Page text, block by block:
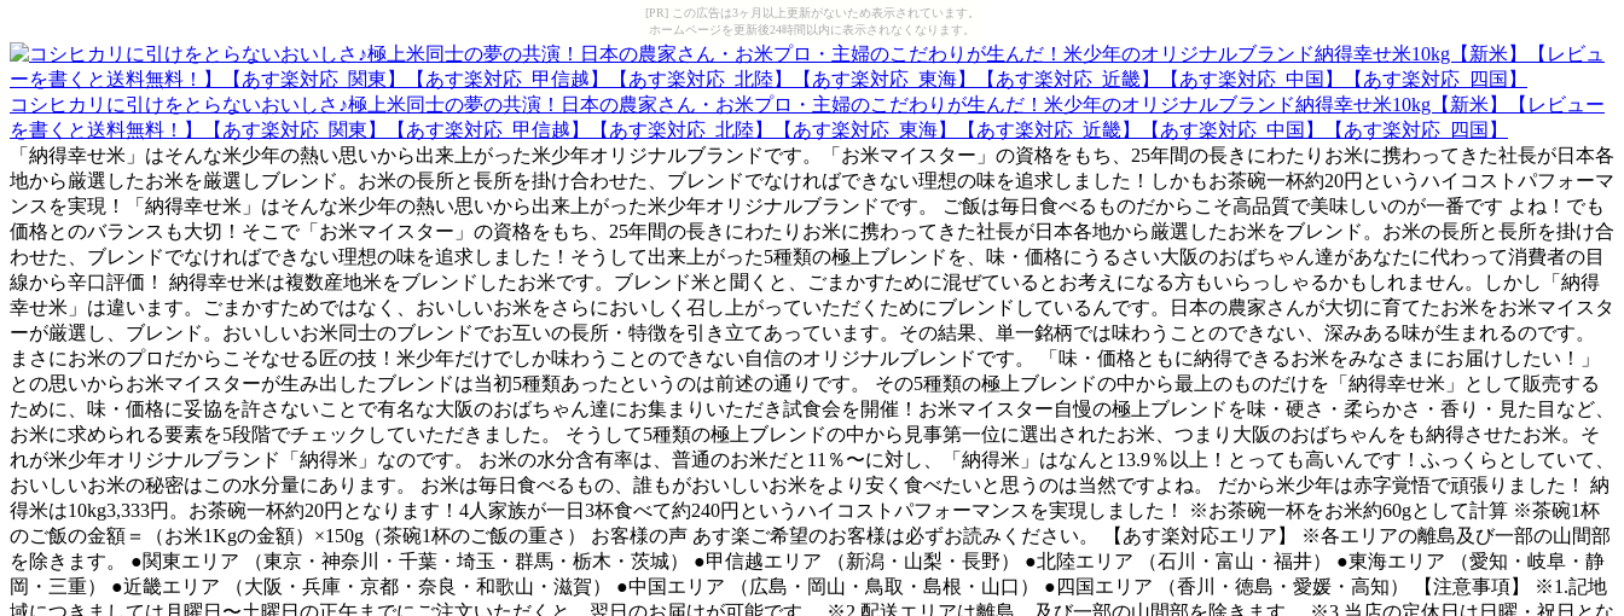
[PR] この広告は3ヶ月以上更新がないため表示されています。
ホームページを更新後24時間以内に表示されなくなります。
コシヒカリに引けをとらないおいしさ♪極上米同士の夢の共演！日本の農家さん・お米プロ・主婦のこだわりが生んだ！米少年のオリジナルブランド納得幸せ米10kg【新米】【レビュー
を書くと送料無料！】【あす楽対応_関東】【あす楽対応_甲信越】【あす楽対応_北陸】【あす楽対応_東海】【あす楽対応_近畿】【あす楽対応_中国】【あす楽対応_四国】
「納得幸せ米」はそんな米少年の熱い思いから出来上がった米少年オリジナルブランドです。「お米マイスター」の資格をもち、25年間の長きにわたりお米に携わってきた社長が日本各
地から厳選したお米を厳選しブレンド。お米の長所と長所を掛け合わせた、ブレンドでなければできない理想の味を追求しました！しかもお茶碗一杯約20円というハイコストパフォーマ
ンスを実現！「納得幸せ米」はそんな米少年の熱い思いから出来上がった米少年オリジナルブランドです。 ご飯は毎日食べるものだからこそ高品質で美味しいのが一番です よね！でも
価格とのバランスも大切！そこで「お米マイスター」の資格をもち、25年間の長きにわたりお米に携わってきた社長が日本各地から厳選したお米をブレンド。お米の長所と長所を掛け合
わせた、ブレンドでなければできない理想の味を追求しました！そうして出来上がった5種類の極上ブレンドを、味・価格にうるさい大阪のおばちゃん達があなたに代わって消費者の目
線から辛口評価！ 納得幸せ米は複数産地米をブレンドしたお米です。ブレンド米と聞くと、ごまかすために混ぜているとお考えになる方もいらっしゃるかもしれません。しかし「納得
幸せ米」は違います。ごまかすためではなく、おいしいお米をさらにおいしく召し上がっていただくためにブレンドしているんです。日本の農家さんが大切に育てたお米をお米マイスタ
ーが厳選し、ブレンド。おいしいお米同士のブレンドでお互いの長所・特徴を引き立てあっています。その結果、単一銘柄では味わうことのできない、深みある味が生まれるのです。
まさにお米のプロだからこそなせる匠の技！米少年だけでしか味わうことのできない自信のオリジナルブレンドです。 「味・価格ともに納得できるお米をみなさまにお届けしたい！」
との思いからお米マイスターが生み出したブレンドは当初5種類あったというのは前述の通りです。 その5種類の極上ブレンドの中から最上のものだけを「納得幸せ米」として販売する
ために、味・価格に妥協を許さないことで有名な大阪のおばちゃん達にお集まりいただき試食会を開催！お米マイスター自慢の極上ブレンドを味・硬さ・柔らかさ・香り・見た目など、
お米に求められる要素を5段階でチェックしていただきました。 そうして5種類の極上ブレンドの中から見事第一位に選出されたお米、つまり大阪のおばちゃんをも納得させたお米。そ
れが米少年オリジナルブランド「納得米」なのです。 お米の水分含有率は、普通のお米だと11％〜に対し、「納得米」はなんと13.9％以上！とっても高いんです！ふっくらとしていて、
おいしいお米の秘密はこの水分量にあります。 お米は毎日食べるもの、誰もがおいしいお米をより安く食べたいと思うのは当然ですよね。 だから米少年は赤字覚悟で頑張りました！ 納
得米は10kg3,333円。お茶碗一杯約20円となります！4人家族が一日3杯食べて約240円というハイコストパフォーマンスを実現しました！ ※お茶碗一杯をお米約60gとして計算 ※茶碗1杯
のご飯の金額＝（お米1Kgの金額）×150g（茶碗1杯のご飯の重さ） お客様の声 あす楽ご希望のお客様は必ずお読みください。 【あす楽対応エリア】 ※各エリアの離島及び一部の山間部
を除きます。 ●関東エリア （東京・神奈川・千葉・埼玉・群馬・栃木・茨城） ●甲信越エリア （新潟・山梨・長野） ●北陸エリア （石川・富山・福井） ●東海エリア （愛知・岐阜・静
岡・三重） ●近畿エリア （大阪・兵庫・京都・奈良・和歌山・滋賀） ●中国エリア （広島・岡山・鳥取・島根・山口） ●四国エリア （香川・徳島・愛媛・高知） 【注意事項】 ※1.記地
域につきましては月曜日〜土曜日の正午までにご注文いただくと、翌日のお届けが可能です。 ※2.配送エリアは離島、及び一部の山間部を除きます。 ※3.当店の定休日は日曜・祝日とな